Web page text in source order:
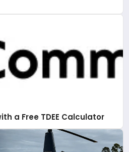
a Free TDEE Calculator